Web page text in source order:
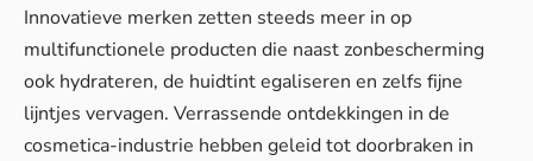
Innovatieve merken zetten steeds meer in op
multifunctionele producten die naast zonbescherming
ook hydrateren, de huidtint egaliseren en zelfs fijne
lijntjes vervagen. Verrassende ontdekkingen in de
cosmetica-industrie hebben geleid tot doorbraken in